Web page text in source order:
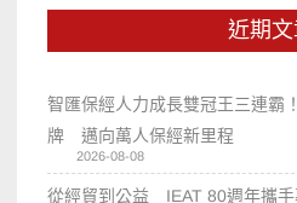
近期
智匯保經人力成長雙冠王三連霸
牌 邁向萬人保經新里程
2026-08-08
從經貿到公益 IEAT 80週年攜